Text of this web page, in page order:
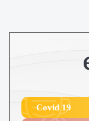
Covid 19